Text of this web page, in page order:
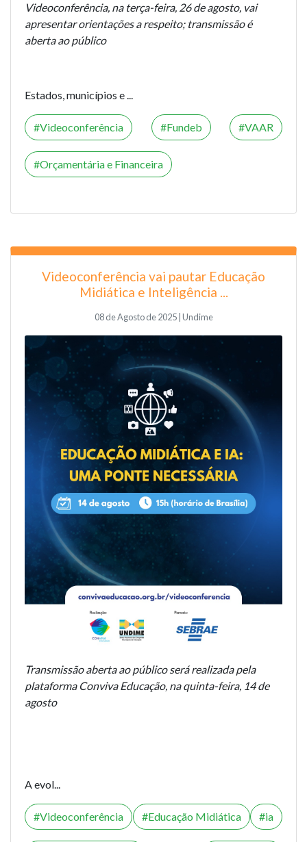
Videoconferência, na terça-feira, 26 de agosto, vai
apresentar orientações a respeito; transmissão é
aberta ao público
Estados, municípios e ...
Videoconferência Fundeb VAAR
Orçamentária e Financeira
Videoconferência vai pautar Educação
Midiática e Inteligência ...
08 de Agosto de 2025 | Undime
Transmissão aberta ao público será realizada pela
plataforma Conviva Educação, na quinta-feira, 14 de
agosto
A evol...
Videoconferência Educação Midiática ia